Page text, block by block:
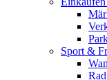
Sport &